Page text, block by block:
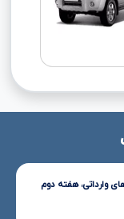
وارداتی، هفته دوم